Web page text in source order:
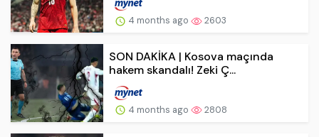
4 months ago 2603
SON DAKİKA | Kosova maçında
hakem skandalı! Zeki Ç...
4 months ago 2808